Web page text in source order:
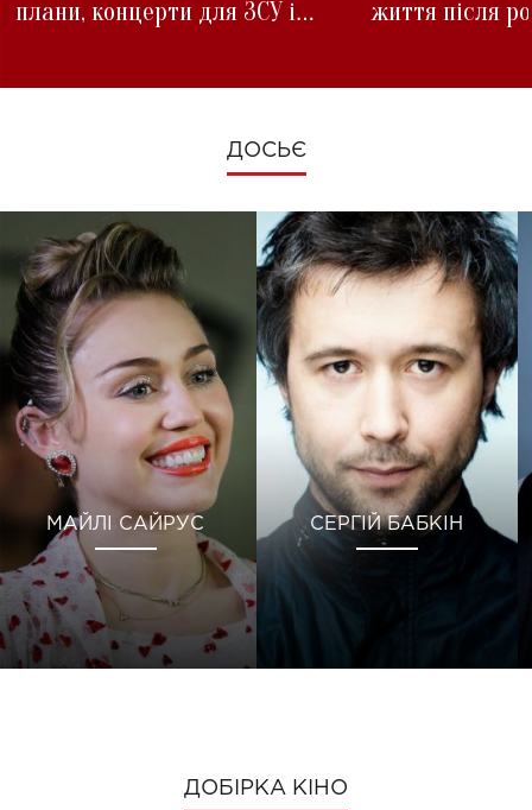
плани, концерти для ЗСУ і
життя після
ДОСЬЄ
МАЙЛІ САЙРУС СЕРГІЙ БАБКІН
ДОБІРКА КІНО